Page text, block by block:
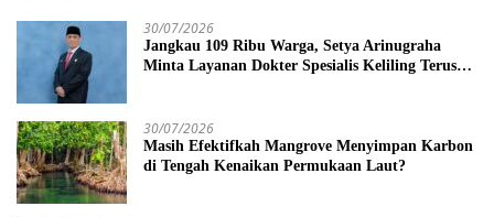
30/07/2026
Jangkau 109 Ribu Warga, Setya Arinugraha
Minta Layanan Dokter Spesialis Keliling Terus
30/07/2026
Masih Efektifkah Mangrove Menyimpan Karbon
di Tengah Kenaikan Permukaan Laut?